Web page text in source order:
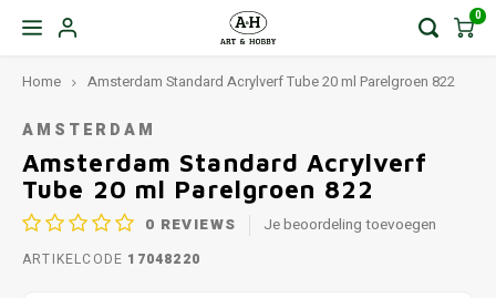
0
Home Amsterdam Standard Acrylverf Tube 20 ml Parelgroen 822
AMSTERDAM
Amsterdam Standard Acrylverf
Tube 20 ml Parelgroen 822
0 REVIEWS Je beoordeling toevoegen
ARTIKELCODE 17048220